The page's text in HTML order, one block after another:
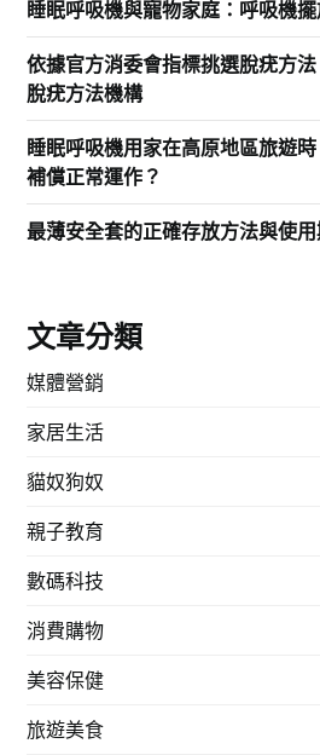
睡眠呼吸機與寵物家庭：呼吸機
依據官方消委會指標挑選脫疣方
脫疣方法機構
睡眠呼吸機用家在高原地區旅遊
補償正常運作？
最薄安全套的正確存放方法與使
文章分類
媒體營銷
家居生活
貓奴狗奴
親子教育
數碼科技
消費購物
美容保健
旅遊美食